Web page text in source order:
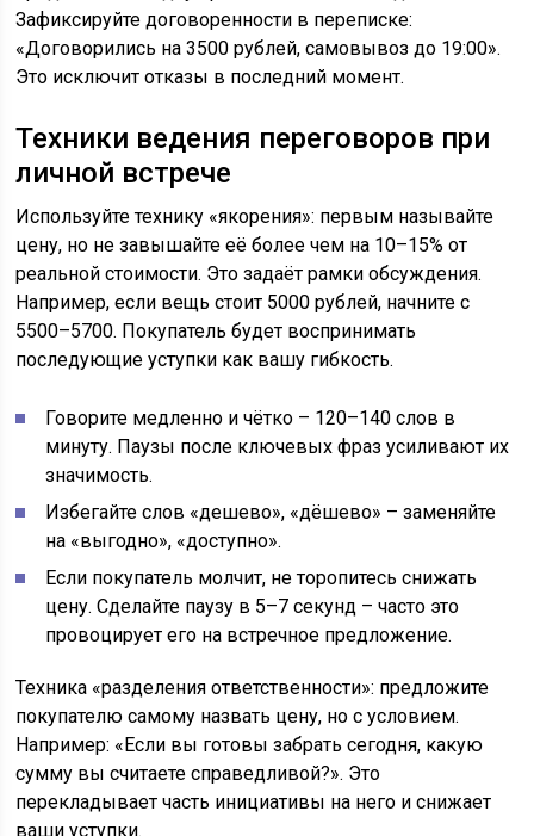
Зафиксируйте договоренности в переписке:
«Договорились на 3500 рублей, самовывоз до 19:00».
Это исключит отказы в последний момент.
Техники ведения переговоров при
личной встрече
Используйте технику «якорения»: первым называйте
цену, но не завышайте её более чем на 10–15% от
реальной стоимости. Это задаёт рамки обсуждения.
Например, если вещь стоит 5000 рублей, начните с
5500–5700. Покупатель будет воспринимать
последующие уступки как вашу гибкость.
Говорите медленно и чётко – 120–140 слов в
минуту. Паузы после ключевых фраз усиливают их
значимость.
Избегайте слов «дешево», «дёшево» – заменяйте
на «выгодно», «доступно».
Если покупатель молчит, не торопитесь снижать
цену. Сделайте паузу в 5–7 секунд – часто это
провоцирует его на встречное предложение.
Техника «разделения ответственности»: предложите
покупателю самому назвать цену, но с условием.
Например: «Если вы готовы забрать сегодня, какую
сумму вы считаете справедливой?». Это
перекладывает часть инициативы на него и снижает
ваши уступки.